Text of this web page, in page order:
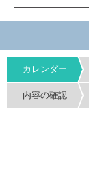
カレンダー
内容の確認